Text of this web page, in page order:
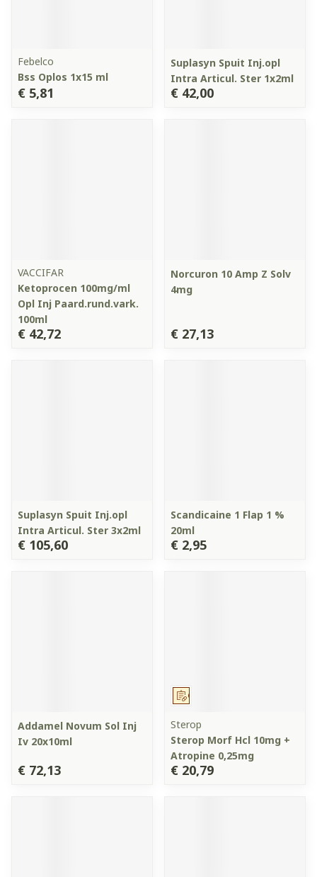
Febelco
Bss Oplos 1x15 ml
€ 5,81
Suplasyn Spuit Inj.opl
Intra Articul. Ster 1x2ml
€ 42,00
VACCIFAR
Ketoprocen 100mg/ml
Opl Inj Paard.rund.vark.
100ml
€ 42,72
Norcuron 10 Amp Z Solv
4mg
€ 27,13
Suplasyn Spuit Inj.opl
Intra Articul. Ster 3x2ml
€ 105,60
Scandicaine 1 Flap 1 %
20ml
€ 2,95
Addamel Novum Sol Inj
Iv 20x10ml
€ 72,13
Op voorschrift
Sterop
Sterop Morf Hcl 10mg +
Atropine 0,25mg
€ 20,79